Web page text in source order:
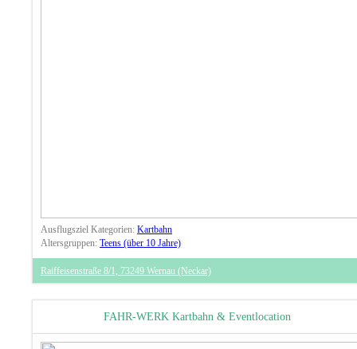
Ausflugsziel Kategorien:Kartbahn
Altersgruppen:Teens (über 10 Jahre)
Raiffeisenstraße 8/1, 73249 Wernau (Neckar)
FAHR-WERK Kartbahn & Eventlocation